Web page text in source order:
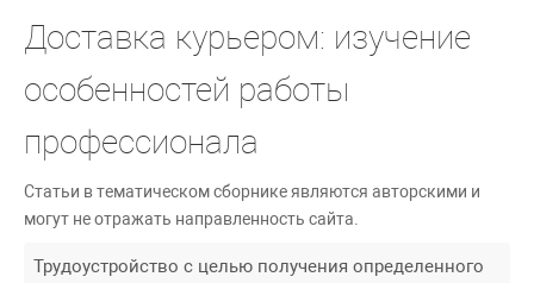
Доставка курьером: изучение
особенностей работы
профессионала
Статьи в тематическом сборнике являются авторскими и
могут не отражать направленность сайта.
Трудоустройство с целью получения определенного